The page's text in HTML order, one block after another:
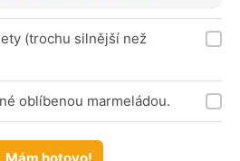
(trochu silnější než
oblíbenou marmeládou.